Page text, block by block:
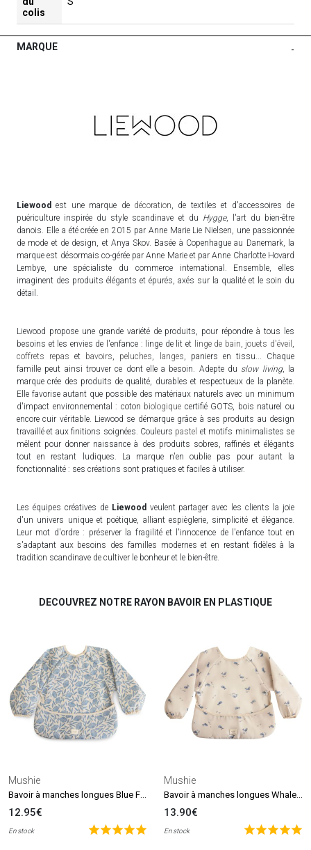
colis
MARQUE -
Liewood est une marque de décoration, de textiles et d'accessoires de
puériculture inspirée du style scandinave et du Hygge, l'art du bien-être
danois. Elle a été créée en 2015 par Anne Marie Lie Nielsen, une passionnée
de mode et de design, et Anya Skov. Basée à Copenhague au Danemark, la
marque est désormais co-gérée par Anne Marie et par Anne Charlotte Hovard
Lembye, une spécialiste du commerce international. Ensemble, elles
imaginent des produits élégants et épurés, axés sur la qualité et le soin du
détail.
Liewood propose une grande variété de produits, pour répondre à tous les
besoins et les envies de l'enfance : linge de lit et linge de bain, jouets d'éveil ,
coffrets repas et bavoirs, peluches, langes, paniers en tissu... Chaque
famille peut ainsi trouver ce dont elle a besoin. Adepte du slow living, la
marque crée des produits de qualité, durables et respectueux de la planète.
Elle favorise autant que possible des matériaux naturels avec un minimum
d'impact environnemental : coton biologique certifié GOTS, bois naturel ou
encore cuir véritable. Liewood se démarque grâce à ses produits au design
travaillé et aux finitions soignées. Couleurs pastel et motifs minimalistes se
mêlent pour donner naissance à des produits sobres, raffinés et élégants
tout en restant ludiques. La marque n'en oublie pas pour autant la
fonctionnalité : ses créations sont pratiques et faciles à utiliser.
Les équipes créatives de Liewood veulent partager avec les clients la joie
d'un univers unique et poétique, alliant espièglerie, simplicité et élégance.
Leur mot d'ordre : préserver la fragilité et l'innocence de l'enfance tout en
s'adaptant aux besoins des familles modernes et en restant fidèles à la
tradition scandinave de cultiver le bonheur et le bien-être.
DECOUVREZ NOTRE RAYON BAVOIR EN PLASTIQUE
Mushie
Bavoir à manches longues Blue Flowers (6-24 mois)
12.95€
En stock
Mushie
Bavoir à manches longues Whales (6-24 mois)
13.90€
En stock